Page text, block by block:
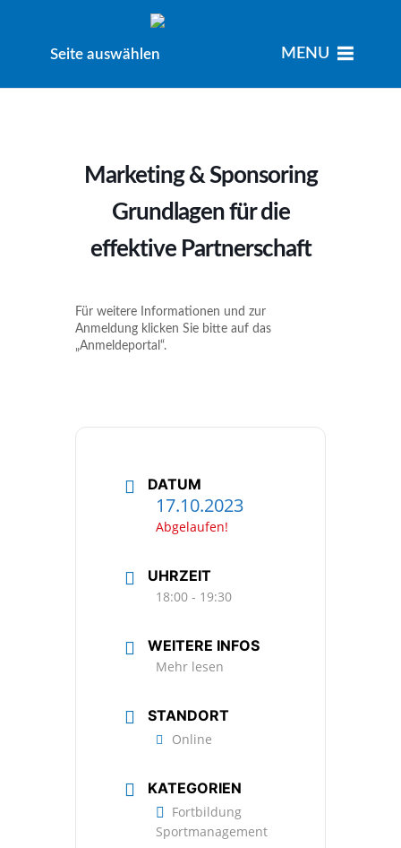
Seite auswählen MENU
Marketing & Sponsoring
Grundlagen für die
effektive Partnerschaft
Für weitere Informationen und zur
Anmeldung klicken Sie bitte auf das
„Anmeldeportal“.
DATUM
17.10.2023
Abgelaufen!
UHRZEIT
18:00 - 19:30
WEITERE INFOS
Mehr lesen
STANDORT
Online
KATEGORIEN
Fortbildung
Sportmanagement